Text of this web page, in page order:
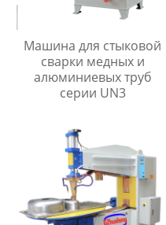
Машина для стыковой
сварки медных и
алюминиевых труб
серии UN3